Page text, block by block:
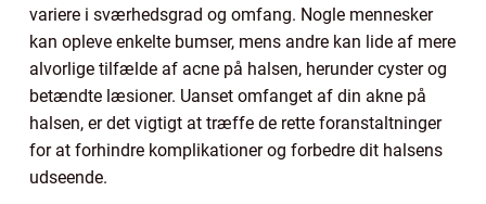
variere i sværhedsgrad og omfang. Nogle mennesker
kan opleve enkelte bumser, mens andre kan lide af mere
alvorlige tilfælde af acne på halsen, herunder cyster og
betændte læsioner. Uanset omfanget af din akne på
halsen, er det vigtigt at træffe de rette foranstaltninger
for at forhindre komplikationer og forbedre dit halsens
udseende.